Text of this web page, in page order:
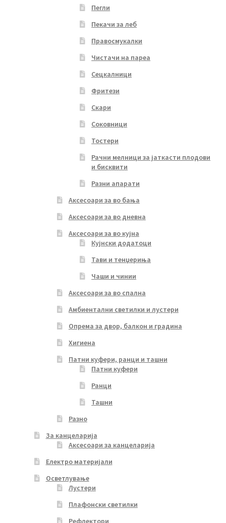
Пегли
Пекачи за леб
Правосмукалки
Чистачи на пареа
Сецкалници
Фритези
Скари
Соковници
Тостери
Рачни мелници за јаткасти плодови
и бисквити
Разни апарати
Аксесоари за во бања
Аксесоари за во дневна
Аксесоари за во кујна
Кујнски додатоци
Тави и тенџериња
Чаши и чинии
Аксесоари за во спална
Амбиентални светилки и лустери
Опрема за двор, балкон и градина
Хигиена
Патни куфери, ранци и ташни
Патни куфери
Ранци
Ташни
Разно
За канцеларија
Аксесоари за канцеларија
Електро материјали
Осветлување
Лустери
Плафонски светилки
Рефлектори